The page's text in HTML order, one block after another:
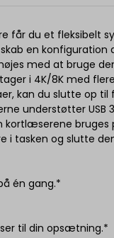
får du et fleksibelt
en
med at bruge
i 4K/8K med
kan du slutte op
understøtter
kortlæserene
i tasken og slutte
én gang.*
til din opsætning.*